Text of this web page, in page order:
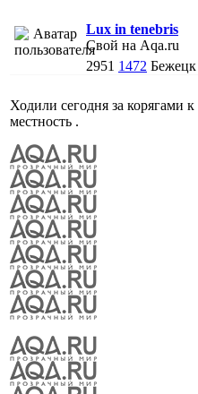
Lux in tenebris
Свой на Aqa.ru
2951 1472 Бежецк
Ходили сегодня за корягами
местность .